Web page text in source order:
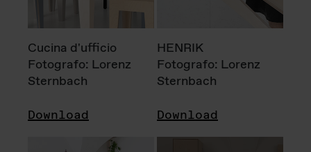
Cucina d'ufficio
Fotografo: Lorenz
Sternbach
Download
HENRIK
Fotografo: Lorenz
Sternbach
Download